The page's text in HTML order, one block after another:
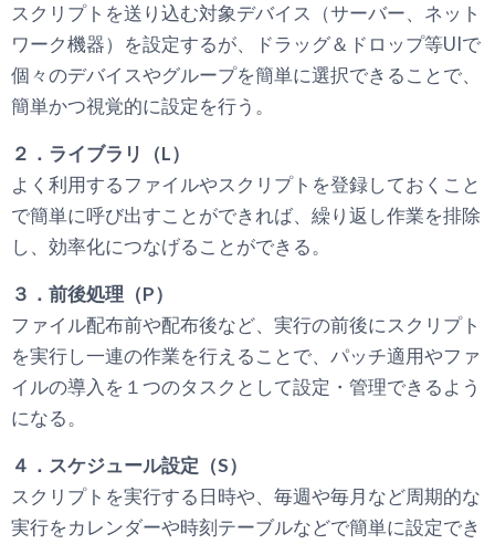
スクリプトを送り込む対象デバイス（サーバー、ネット
ワーク機器）を設定するが、ドラッグ＆ドロップ等UIで
個々のデバイスやグループを簡単に選択できることで、
簡単かつ視覚的に設定を行う。
２．ライブラリ（L）
よく利用するファイルやスクリプトを登録しておくこと
で簡単に呼び出すことができれば、繰り返し作業を排除
し、効率化につなげることができる。
３．前後処理（P）
ファイル配布前や配布後など、実行の前後にスクリプト
を実行し一連の作業を行えることで、パッチ適用やファ
イルの導入を１つのタスクとして設定・管理できるよう
になる。
４．スケジュール設定（S）
スクリプトを実行する日時や、毎週や毎月など周期的な
実行をカレンダーや時刻テーブルなどで簡単に設定でき